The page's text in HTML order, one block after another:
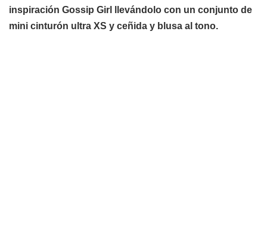
inspiración Gossip Girl llevándolo con un conjunto de
mini cinturón ultra XS y ceñida y blusa al tono.